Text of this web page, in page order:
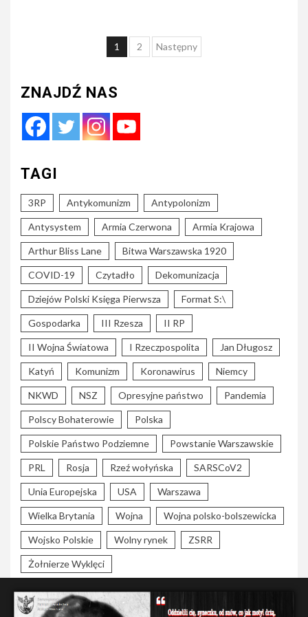
Nawigacja
wpisach
1 2 Następny
ZNAJDŹ NAS
TAGI
3RP Antykomunizm Antypolonizm
Antysystem Armia Czerwona Armia Krajowa
Arthur Bliss Lane Bitwa Warszawska 1920
COVID-19 Czytadło Dekomunizacja
Dziejów Polski Księga Pierwsza Format S:\
Gospodarka III Rzesza II RP
II Wojna Światowa I Rzeczpospolita Jan Długosz
Katyń Komunizm Koronawirus Niemcy
NKWD NSZ Opresyjne państwo Pandemia
Polscy Bohaterowie Polska
Polskie Państwo Podziemne Powstanie Warszawskie
PRL Rosja Rzeź wołyńska SARSCoV2
Unia Europejska USA Warszawa
Wielka Brytania Wojna Wojna polsko-bolszewicka
Wojsko Polskie Wolny rynek ZSRR
Żołnierze Wyklęci